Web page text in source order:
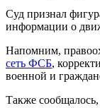
Суд признал
информации о
Напомним,
сеть ФСБ,
военной и
Также